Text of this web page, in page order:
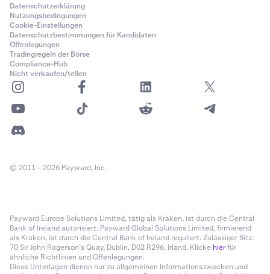
Datenschutzerklärung
Nutzungsbedingungen
Cookie-Einstellungen
Datenschutzbestimmungen für Kandidaten
Offenlegungen
Tradingregeln der Börse
Compliance-Hub
Nicht verkaufen/teilen
© 2011 – 2026 Payward, Inc.
Payward Europe Solutions Limited, tätig als Kraken, ist durch die Central
Bank of Ireland autorisiert. Payward Global Solutions Limited, firmierend
als Kraken, ist durch die Central Bank of Ireland reguliert. Zulässiger Sitz:
70 Sir John Rogerson’s Quay, Dublin, D02 R296, Irland. Klicke hierfür
ähnliche Richtlinien und Offenlegungen.
Diese Unterlagen dienen nur zu allgemeinen Informationszwecken und